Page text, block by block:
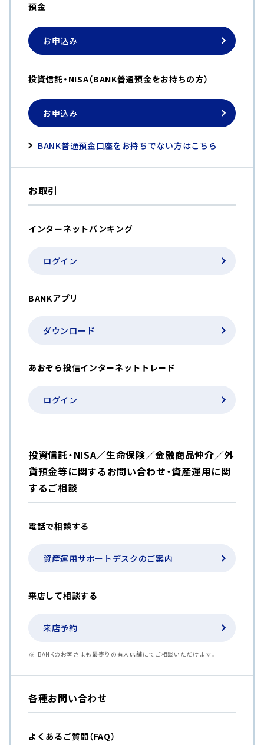
預金
お申込み
投資信託・NISA（BANK普通預金をお持ちの方）
お申込み
BANK普通預金口座をお持ちでない方はこちら
お取引
インターネットバンキング
ログイン
BANKアプリ
ダウンロード
あおぞら投信インターネットトレード
ログイン
投資信託・NISA／生命保険／金融商品仲介／外
貨預金等に関するお問い合わせ・資産運用に関
するご相談
電話で相談する
資産運用サポートデスクのご案内
来店して相談する
来店予約
BANKのお客さまも最寄りの有人店舗にてご相談いただけます。
各種お問い合わせ
よくあるご質問（FAQ）